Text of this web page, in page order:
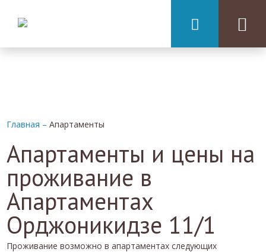
Главная –Апартаменты
Апартаменты и цены на
проживание в
Апартаментах
Орджоникидзе 11/1
Проживание возможно в апартаментах следующих